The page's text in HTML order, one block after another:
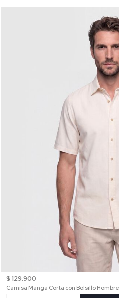
$ 129.900
Camisa Manga Corta con Bolsillo Hombre